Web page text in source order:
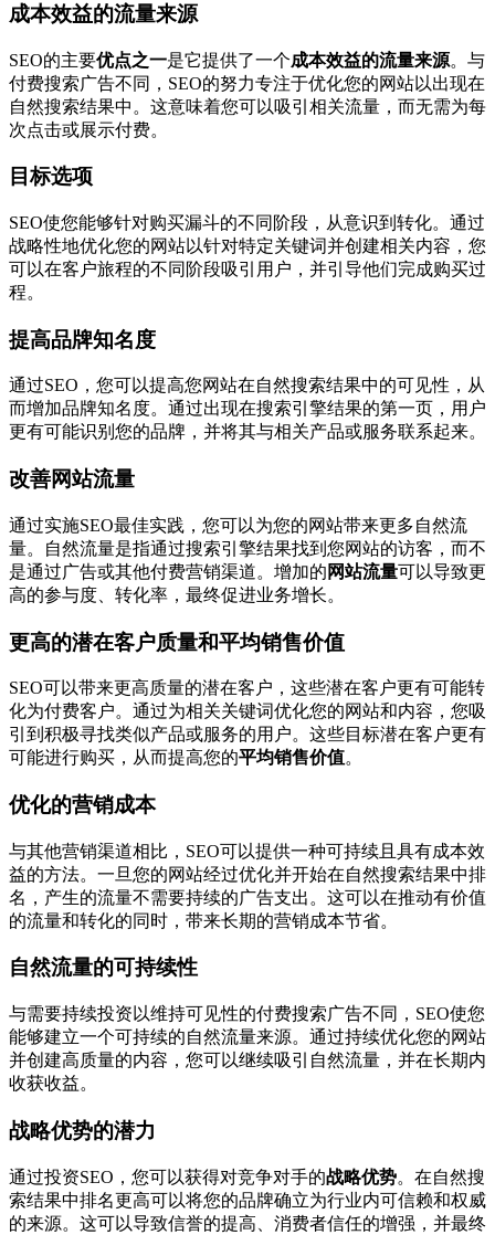
成本效益的流量来源
SEO的主要优点之一是它提供了一个成本效益的流量来源。与
付费搜索广告不同，SEO的努力专注于优化您的网站以出现在
自然搜索结果中。这意味着您可以吸引相关流量，而无需为每
次点击或展示付费。
目标选项
SEO使您能够针对购买漏斗的不同阶段，从意识到转化。通过
战略性地优化您的网站以针对特定关键词并创建相关内容，您
可以在客户旅程的不同阶段吸引用户，并引导他们完成购买过
程。
提高品牌知名度
通过SEO，您可以提高您网站在自然搜索结果中的可见性，从
而增加品牌知名度。通过出现在搜索引擎结果的第一页，用户
更有可能识别您的品牌，并将其与相关产品或服务联系起来。
改善网站流量
通过实施SEO最佳实践，您可以为您的网站带来更多自然流
量。自然流量是指通过搜索引擎结果找到您网站的访客，而不
是通过广告或其他付费营销渠道。增加的 网站流量可以导致更
高的参与度、转化率，最终促进业务增长。
更高的潜在客户质量和平均销售价值
SEO可以带来更高质量的潜在客户，这些潜在客户更有可能转
化为付费客户。通过为相关关键词优化您的网站和内容，您吸
引到积极寻找类似产品或服务的用户。这些目标潜在客户更有
可能进行购买，从而提高您的平均销售价值。
优化的营销成本
与其他营销渠道相比，SEO可以提供一种可持续且具有成本效
益的方法。一旦您的网站经过优化并开始在自然搜索结果中排
名，产生的流量不需要持续的广告支出。这可以在推动有价值
的流量和转化的同时，带来长期的营销成本节省。
自然流量的可持续性
与需要持续投资以维持可见性的付费搜索广告不同，SEO使您
能够建立一个可持续的自然流量来源。通过持续优化您的网站
并创建高质量的内容，您可以继续吸引自然流量，并在长期内
收获收益。
战略优势的潜力
通过投资SEO，您可以获得对竞争对手的战略优势。在自然搜
索结果中排名更高可以将您的品牌确立为行业内可信赖和权威
的来源。这可以导致信誉的提高、消费者信任的增强，并最终